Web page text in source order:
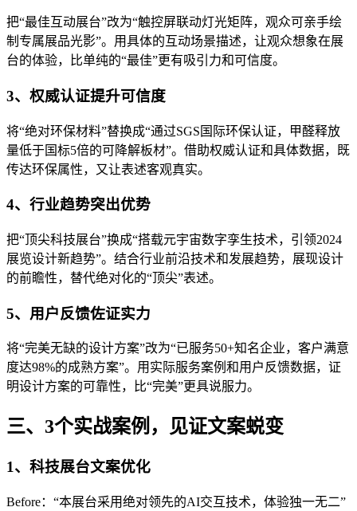
把“最佳互动展台”改为“触控屏联动灯光矩阵，观众可亲手绘
制专属展品光影”。用具体的互动场景描述，让观众想象在展
台的体验，比单纯的“最佳”更有吸引力和可信度。
3、权威认证提升可信度
将“绝对环保材料”替换成“通过SGS国际环保认证，甲醛释放
量低于国标5倍的可降解板材”。借助权威认证和具体数据，既
传达环保属性，又让表述客观真实。
4、行业趋势突出优势
把“顶尖科技展台”换成“搭载元宇宙数字孪生技术，引领2024
展览设计新趋势”。结合行业前沿技术和发展趋势，展现设计
的前瞻性，替代绝对化的“顶尖”表述。
5、用户反馈佐证实力
将“完美无缺的设计方案”改为“已服务50+知名企业，客户满意
度达98%的成熟方案”。用实际服务案例和用户反馈数据，证
明设计方案的可靠性，比“完美”更具说服力。
三、3个实战案例，见证文案蜕变
1、科技展台文案优化
Before：“本展台采用绝对领先的AI交互技术，体验独一无二”